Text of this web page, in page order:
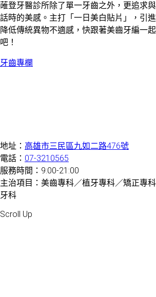
蓶登牙醫診所除了單一牙齒之外，更追求
話時的美感。主打「一日美白貼片」，引
降低傳統異物不適感，快跟著美齒牙編一
吧！
牙齒專欄
地址： 高雄市三民區九如二路476號
電話： 07-3210565
服務時間：9:00-21:00
主治項目：美齒專科／植牙專科／矯正專
牙科
Scroll Up